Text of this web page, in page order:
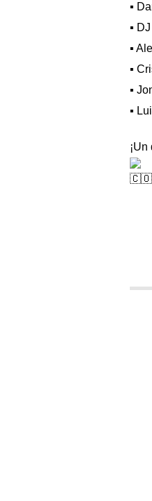
▪️
▪️
▪️
▪️
▪️
▪️